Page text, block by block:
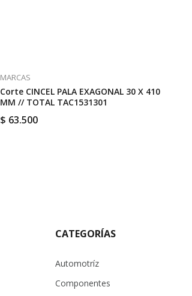
MARCAS
Corte CINCEL PALA EXAGONAL 30 X 410
MM // TOTAL TAC1531301
$ 63.500
CATEGORÍAS
Automotríz
Componentes